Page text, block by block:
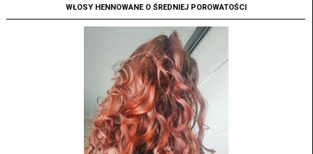
WŁOSY HENNOWANE O ŚREDNIEJ POROWATOŚCI